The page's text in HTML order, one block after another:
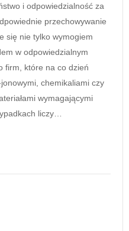
i odpowiedzialność za
przechowywanie
się nie tylko wymogiem
w odpowiedzialnym
firm, które na co dzień
chemikaliami czy
wymagającymi
liczy…